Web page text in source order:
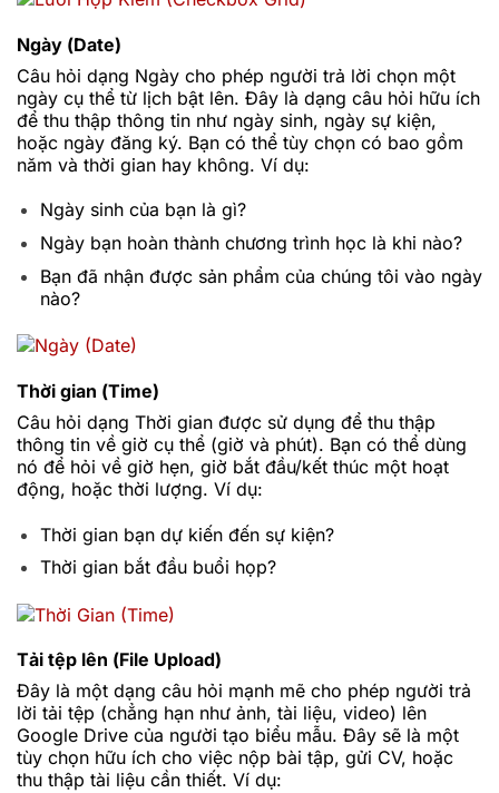
Ngày (Date)
Câu hỏi dạng Ngày cho phép người trả lời chọn một
ngày cụ thể từ lịch bật lên. Đây là dạng câu hỏi hữu ích
để thu thập thông tin như ngày sinh, ngày sự kiện,
hoặc ngày đăng ký. Bạn có thể tùy chọn có bao gồm
năm và thời gian hay không. Ví dụ:
Ngày sinh của bạn là gì?
Ngày bạn hoàn thành chương trình học là khi nào?
Bạn đã nhận được sản phẩm của chúng tôi vào ngày
nào?
Thời gian (Time)
Câu hỏi dạng Thời gian được sử dụng để thu thập
thông tin về giờ cụ thể (giờ và phút). Bạn có thể dùng
nó để hỏi về giờ hẹn, giờ bắt đầu/kết thúc một hoạt
động, hoặc thời lượng. Ví dụ:
Thời gian bạn dự kiến đến sự kiện?
Thời gian bắt đầu buổi họp?
Tải tệp lên (File Upload)
Đây là một dạng câu hỏi mạnh mẽ cho phép người trả
lời tải tệp (chẳng hạn như ảnh, tài liệu, video) lên
Google Drive của người tạo biểu mẫu. Đây sẽ là một
tùy chọn hữu ích cho việc nộp bài tập, gửi CV, hoặc
thu thập tài liệu cần thiết. Ví dụ: